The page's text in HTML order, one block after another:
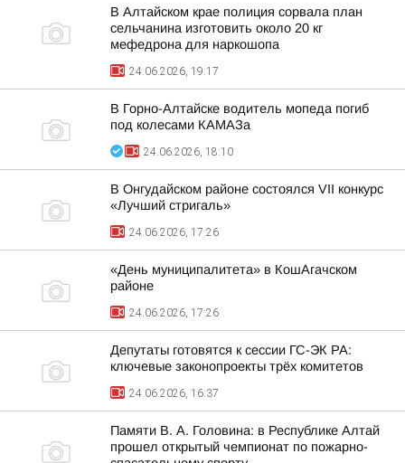
В Алтайском крае полиция сорвала план
сельчанина изготовить около 20 кг
мефедрона для наркошопа
24.06.2026, 19:17
В Горно-Алтайске водитель мопеда погиб
под колесами КАМАЗа
24.06.2026, 18:10
В Онгудайском районе состоялся VII конкурс
«Лучший стригаль»
24.06.2026, 17:26
«День муниципалитета» в КошАгачском
районе
24.06.2026, 17:26
Депутаты готовятся к сессии ГС-ЭК РА:
ключевые законопроекты трёх комитетов
24.06.2026, 16:37
Памяти В. А. Головина: в Республике Алтай
прошел открытый чемпионат по пожарно-